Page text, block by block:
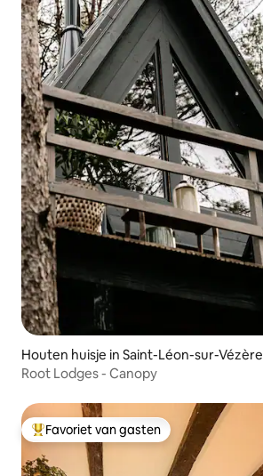
Houten huisje in Saint-Léon-sur-Vézère
Root Lodges - Canopy
Topfavoriet van gasten
Favoriet van gasten